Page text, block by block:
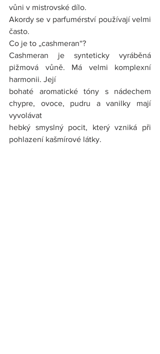
vůni v mistrovské dílo.
Akordy se v parfumérství používají velmi
často.
Co je to „cashmeran“?
Cashmeran je synteticky vyráběná
pižmová vůně. Má velmi komplexní
harmonii. Její
bohaté aromatické tóny s nádechem
chypre, ovoce, pudru a vanilky mají
vyvolávat
hebký smyslný pocit, který vzniká při
pohlazení kašmírové látky.